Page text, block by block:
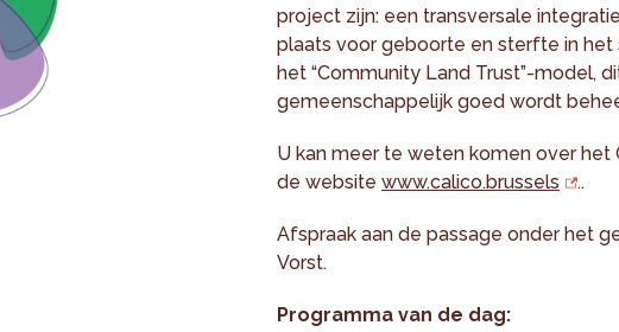
project zijn: een transversale
plaats voor geboorte en sterfte in het
het “Community Land Trust”-model,
gemeenschappelijk goed wordt
U kan meer te weten komen over
de websitewww.calico.brussels ..
Afspraak aan de passage onder het
Vorst.
Programma van de dag: